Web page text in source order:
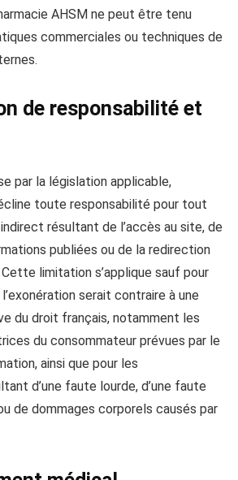
AHSM ne peut être tenu
commerciales ou techniques de
de responsabilité et
par la législation applicable,
toute responsabilité pour tout
résultant de l’accès au site, de
publiées ou de la redirection
limitation s’applique sauf pour
serait contraire à une
du droit français, notamment les
du consommateur prévues par le
ainsi que pour les
d’une faute lourde, d’une faute
de dommages corporels causés par